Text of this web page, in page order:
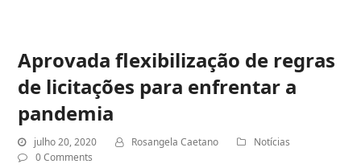
Aprovada flexibilização de regras
de licitações para enfrentar a
pandemia
julho 20, 2020 Rosangela Caetano
Notícias
0 Comments